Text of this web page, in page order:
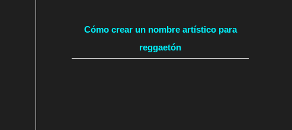
Cómo crear un nombre artístico para
reggaetón